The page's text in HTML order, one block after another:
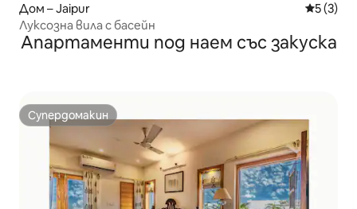
Дом – Jaipur Средна
5 (3)
Луксозна вила с басейн
Апартаменти под наем със закуска
Супердомакин
Супердомакин